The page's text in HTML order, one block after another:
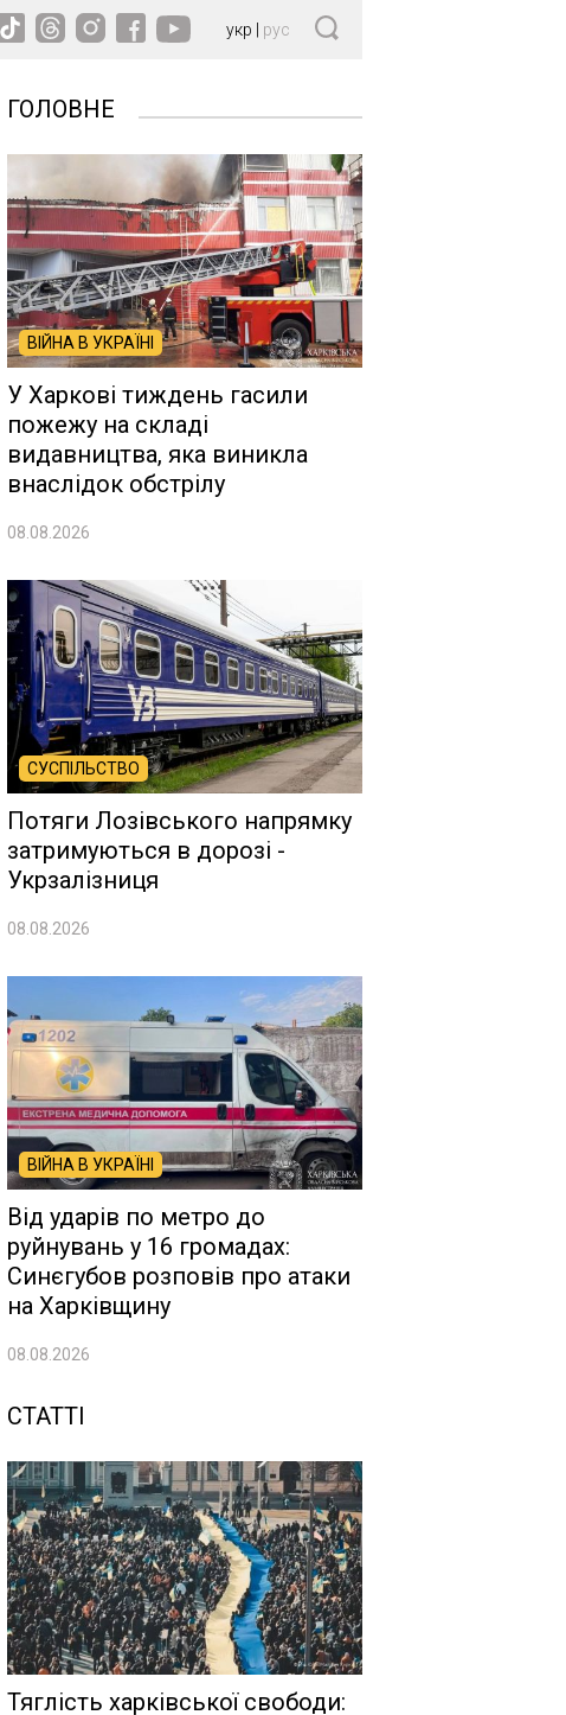
укр рус
ГОЛОВНЕ
ВІЙНА В УКРАЇНІ
У Харкові тиждень гасили
пожежу на складі
видавництва, яка виникла
внаслідок обстрілу
08.08.2026
СУСПІЛЬСТВО
Потяги Лозівського напрямку
затримуються в дорозі -
Укрзалізниця
08.08.2026
ВІЙНА В УКРАЇНІ
Від ударів по метро до
руйнувань у 16 громадах:
Синєгубов розповів про атаки
на Харківщину
08.08.2026
СТАТТІ
Тяглість харківської свободи: